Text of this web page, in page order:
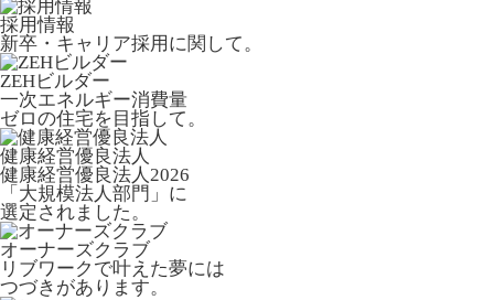
採用情報
新卒・キャリア採用に関して。
ZEHビルダー
一次エネルギー消費量
ゼロの住宅を目指して。
健康経営優良法人
健康経営優良法人2026
「大規模法人部門」に
選定されました。
オーナーズクラブ
リブワークで叶えた夢には
つづきがあります。